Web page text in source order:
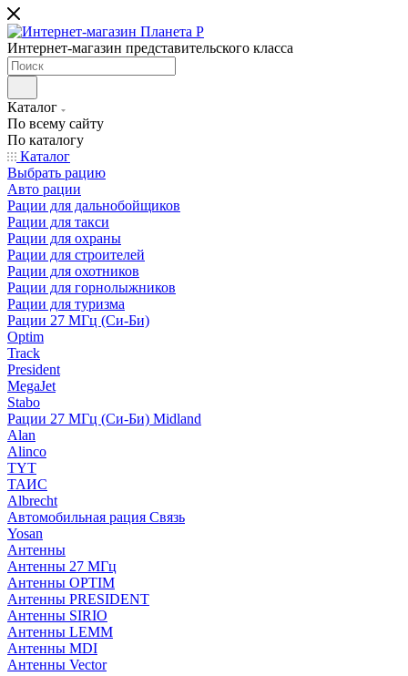
Интернет-магазин представительского класса
Каталог
По всему сайту
По каталогу
Каталог
Выбрать рацию
Авто рации
Рации для дальнобойщиков
Рации для такси
Рации для охраны
Рации для строителей
Рации для охотников
Рации для горнолыжников
Рации для туризма
Рации 27 МГц (Си-Би)
Optim
Track
President
MegaJet
Stabo
Рации 27 МГц (Си-Би) Midland
Alan
Alinco
TYT
ТАИС
Albrecht
Автомобильная рация Связь
Yosan
Антенны
Антенны 27 МГц
Антенны OPTIM
Антенны PRESIDENT
Антенны SIRIO
Антенны LEMM
Антенны MDI
Антенны Vector